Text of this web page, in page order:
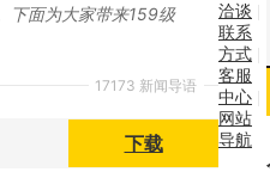
17173 新闻导语
下面为大家带来159级
下载
新网
游 |
找游
戏 |
洽谈
联系
方式
客服
中心
网站
导航